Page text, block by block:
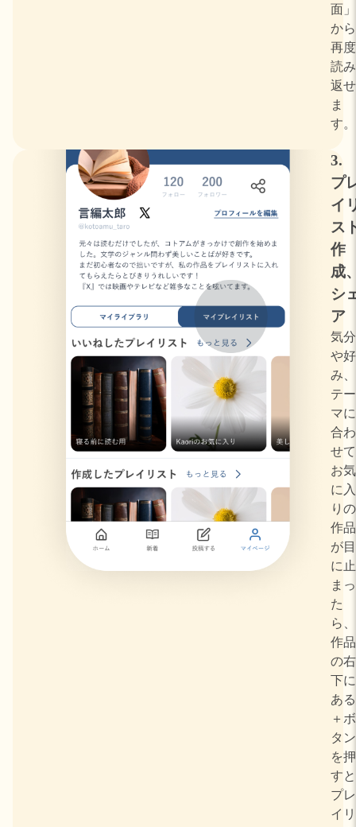
面」
から
再度
読み
返せ
ま
す。
3.
プ
イ
ス
作
成
シ
ア
気分
や好
み、
テー
マに
合わ
せて
お気
に入
りの
作品
が目
に止
まっ
た
ら、
作品
の右
下に
ある
＋ボ
タン
を押
すと
プレ
イリ